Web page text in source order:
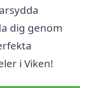
dig genom
i Viken!